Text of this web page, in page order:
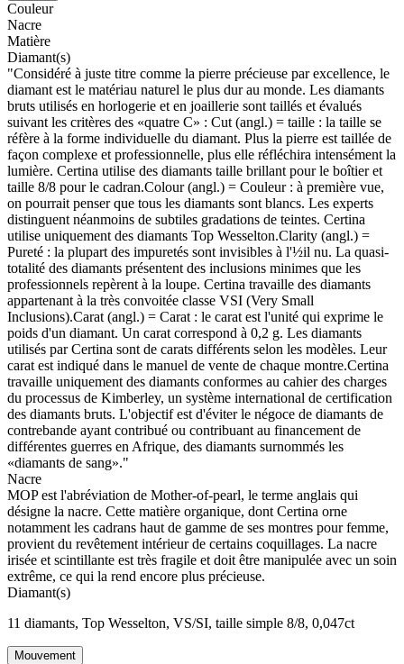
Couleur
Nacre
Matière
Diamant(s)
"Considéré à juste titre comme la pierre précieuse par excellence, le
diamant est le matériau naturel le plus dur au monde. Les diamants
bruts utilisés en horlogerie et en joaillerie sont taillés et évalués
suivant les critères des «quatre C» : Cut (angl.) = taille : la taille se
réfère à la forme individuelle du diamant. Plus la pierre est taillée de
façon complexe et professionnelle, plus elle réfléchira intensément la
lumière. Certina utilise des diamants taille brillant pour le boîtier et
taille 8/8 pour le cadran.Colour (angl.) = Couleur : à première vue,
on pourrait penser que tous les diamants sont blancs. Les experts
distinguent néanmoins de subtiles gradations de teintes. Certina
utilise uniquement des diamants Top Wesselton.Clarity (angl.) =
Pureté : la plupart des impuretés sont invisibles à l'½il nu. La quasi-
totalité des diamants présentent des inclusions minimes que les
professionnels repèrent à la loupe. Certina travaille des diamants
appartenant à la très convoitée classe VSI (Very Small
Inclusions).Carat (angl.) = Carat : le carat est l'unité qui exprime le
poids d'un diamant. Un carat correspond à 0,2 g. Les diamants
utilisés par Certina sont de carats différents selon les modèles. Leur
carat est indiqué dans le manuel de vente de chaque montre.Certina
travaille uniquement des diamants conformes au cahier des charges
du processus de Kimberley, un système international de certification
des diamants bruts. L'objectif est d'éviter le négoce de diamants de
contrebande ayant contribué ou contribuant au financement de
différentes guerres en Afrique, des diamants surnommés les
«diamants de sang»."
Nacre
MOP est l'abréviation de Mother-of-pearl, le terme anglais qui
désigne la nacre. Cette matière organique, dont Certina orne
notamment les cadrans haut de gamme de ses montres pour femme,
provient du revêtement intérieur de certains coquillages. La nacre
irisée et scintillante est très fragile et doit être manipulée avec un soin
extrême, ce qui la rend encore plus précieuse.
Diamant(s)
11 diamants, Top Wesselton, VS/SI, taille simple 8/8, 0,047ct
Mouvement